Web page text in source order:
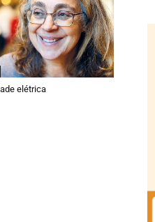
elétrica